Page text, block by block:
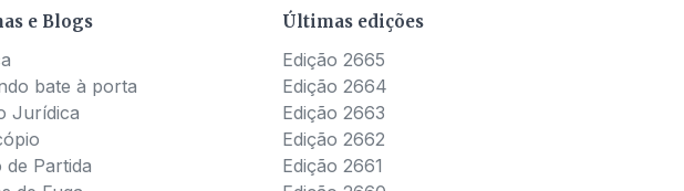
e Blogs
bate à porta
Jurídica
de Partida
Últimas edições
Edição 2665
Edição 2664
Edição 2663
Edição 2662
Edição 2661